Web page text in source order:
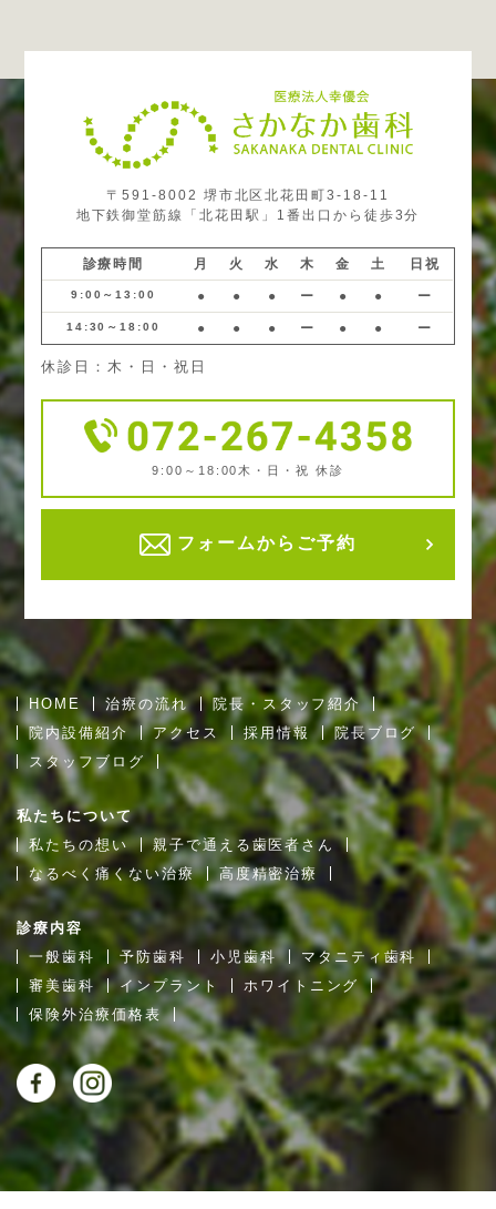
〒591-8002 堺市北区北花田町3-18-11
地下鉄御堂筋線「北花田駅」1番出口から徒歩3分
診療時間 月 火 水 木 金 土 日祝
9:00～13:00 ● ● ● ー ● ● ー
14:30～18:00 ● ● ● ー ● ● ー
休診日：木・日・祝日
9:00～18:00 木・日・祝 休診
フォームからご予約
HOME 治療の流れ
院長・スタッフ紹介
院内設備紹介
アクセス 採用情報
院長ブログ
スタッフブログ
私たちについて
私たちの想い
親子で通える歯医者さん
なるべく痛くない治療
高度精密治療
診療内容
一般歯科
予防歯科 小児歯科
マタニティ歯科
審美歯科
インプラント
ホワイトニング
保険外治療価格表